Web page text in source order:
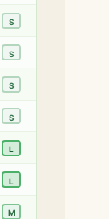
S
S
S
S
L
L
M